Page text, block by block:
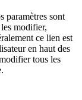
paramètres sont
modifier,
ce lien est
en haut des
tous les